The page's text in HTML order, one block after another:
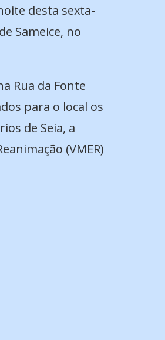
desta sexta-
Sameice, no
Rua da Fonte
para o local os
de Seia, a
(VMER)